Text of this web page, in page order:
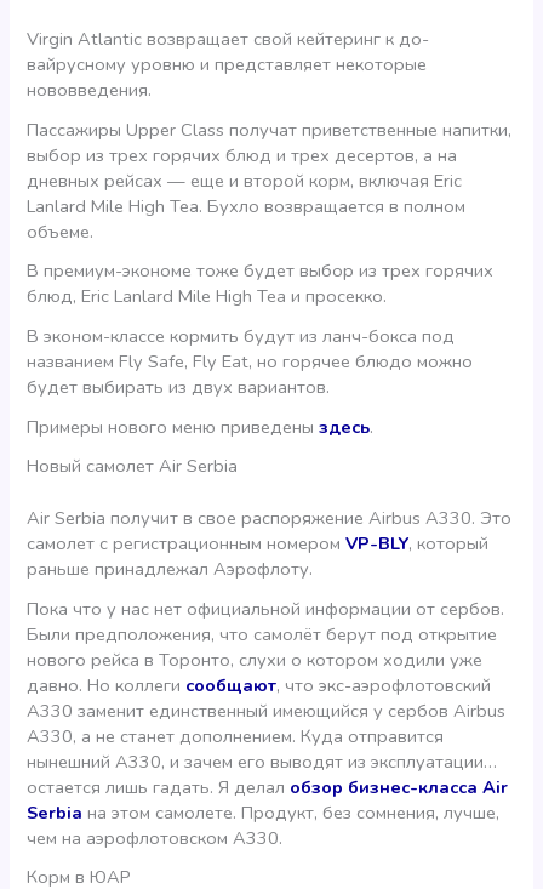
Virgin Atlantic возвращает свой кейтеринг к до-
вайрусному уровню и представляет некоторые
нововведения.
Пассажиры Upper Class получат приветственные напитки,
выбор из трех горячих блюд и трех десертов, а на
дневных рейсах — еще и второй корм, включая Eric
Lanlard Mile High Tea. Бухло возвращается в полном
объеме.
В премиум-экономе тоже будет выбор из трех горячих
блюд, Eric Lanlard Mile High Tea и просекко.
В эконом-классе кормить будут из ланч-бокса под
названием Fly Safe, Fly Eat, но горячее блюдо можно
будет выбирать из двух вариантов.
Примеры нового меню приведеныздесь.
Новый самолет Air Serbia
Air Serbia получит в свое распоряжение Airbus A330. Это
самолет с регистрационным номеромVP-BLY, который
раньше принадлежал Аэрофлоту.
Пока что у нас нет официальной информации от сербов.
Были предположения, что самолёт берут под открытие
нового рейса в Торонто, слухи о котором ходили уже
давно. Но коллеги сообщают, что экс-аэрофлотовский
A330 заменит единственный имеющийся у сербов Airbus
A330, а не станет дополнением. Куда отправится
нынешний А330, и зачем его выводят из эксплуатации…
остается лишь гадать. Я делал обзор бизнес-класса Air
Serbia на этом самолете. Продукт, без сомнения, лучше,
чем на аэрофлотовском А330.
Корм в ЮАР